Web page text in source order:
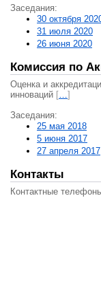
Заседания:
30 октября
31 июля 2020
26 июня 2020
Комиссия по
Оценка и
инноваций […]
Заседания:
25 мая 2018
5 июня 2017
27 апреля 2017
Контакты
Контактные